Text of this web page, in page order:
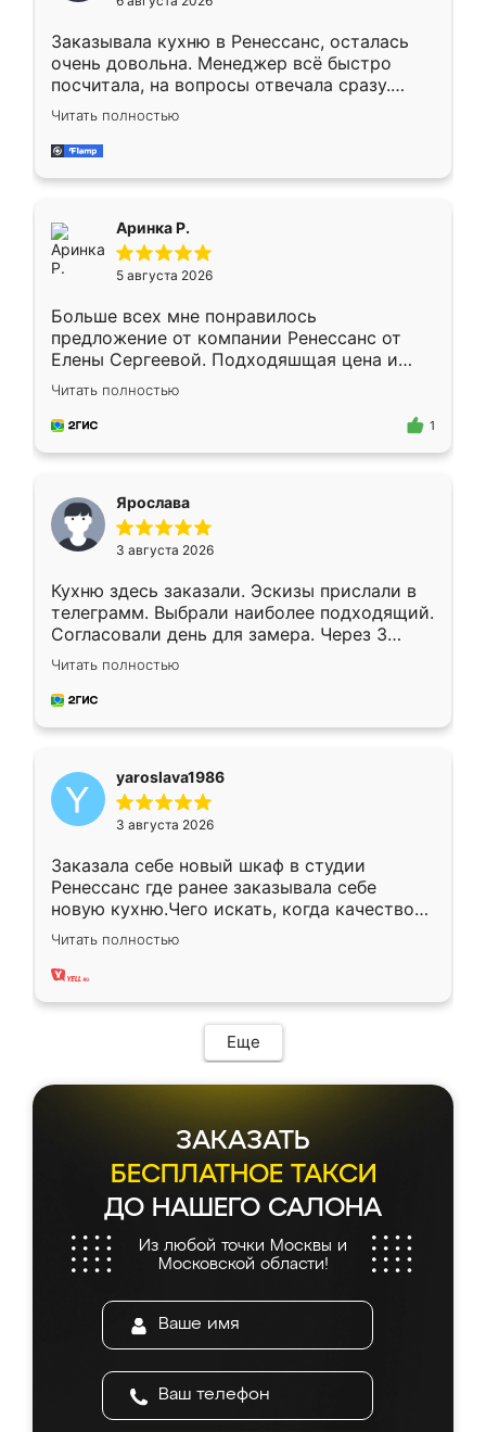
мебели буду заказывать только здесь.
Заказывала кухню в Ренессанс, осталась
очень довольна. Менеджер всё быстро
посчитала, на вопросы отвечала сразу.
Замерщик приехал в субботу, подошёл к
делу со всей ответственностью. Собрали
за день, ребята работали аккуратно, даже
Читать полностью
Аринка Р.
5 августа 2026
Больше всех мне понравилось
предложение от компании Ренессанс от
Елены Сергеевой. Подходяшщая цена и
короткие сроки изготовления. Приехавший
для замера сотрудник Владислав
предложил по моему эскизу самый
Читать полностью
1
Ярослава
3 августа 2026
Кухню здесь заказали. Эскизы прислали в
телеграмм. Выбрали наиболее подходящий.
Согласовали день для замера. Через 3
недели кухня была уже готова. Остались
довольны работой. Спасибо Ренессанс
мебель за качественную работу!
Читать полностью
yaroslava1986
3 августа 2026
Заказала себе новый шкаф в студии
Ренессанс где ранее заказывала себе
новую кухню.Чего искать, когда качеством
вполне довольна. Служит кухня уже почти
два года, нареканий нет.
Читать полностью
Еще
ЗАКАЗАТЬ
БЕСПЛАТНОЕ ТАКСИ
ДО НАШЕГО САЛОНА
Из любой точки Москвы и
Московской области!